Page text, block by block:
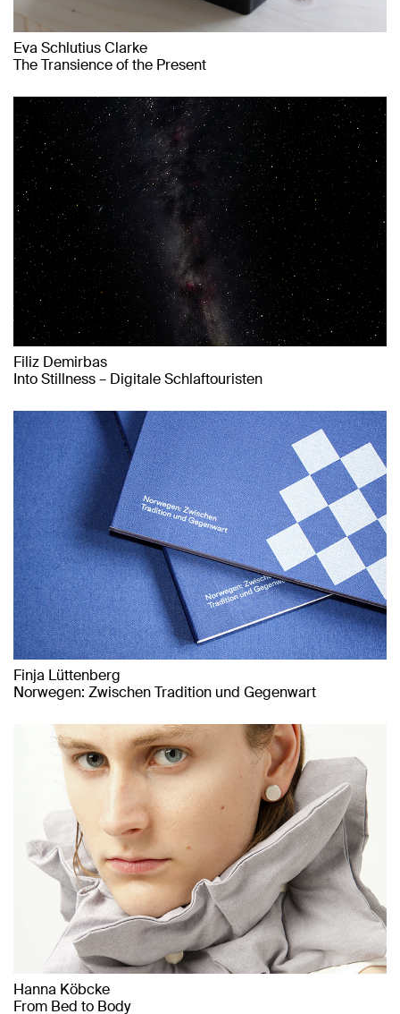
Eva Schlutius Clarke
The Transience of the Present
Filiz Demirbas
Into Stillness – Digitale Schlaftouristen
Finja Lüttenberg
Norwegen: Zwischen Tradition und Gegenwart
Hanna Köbcke
From Bed to Body